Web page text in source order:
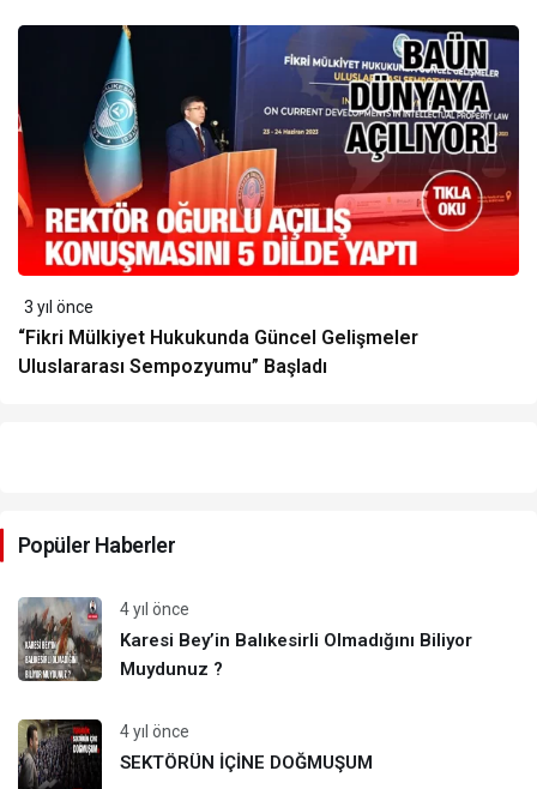
3 yıl önce
“Fikri Mülkiyet Hukukunda Güncel Gelişmeler
Uluslararası Sempozyumu” Başladı
Popüler Haberler
4 yıl önce
Karesi Bey’in Balıkesirli Olmadığını Biliyor
Muydunuz ?
4 yıl önce
SEKTÖRÜN İÇİNE DOĞMUŞUM